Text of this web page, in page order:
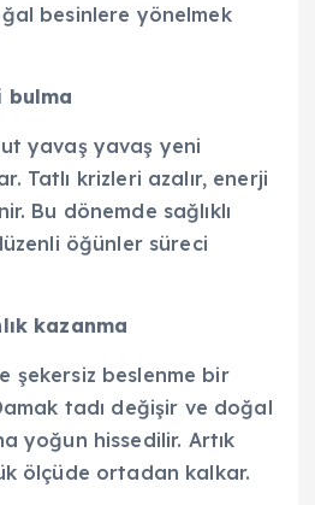
besinlere yönelmek
bulma
yavaş yavaş yeni
Tatlı krizleri azalır, enerji
Bu dönemde sağlıklı
öğünler süreci
kazanma
şekersiz beslenme bir
tadı değişir ve doğal
yoğun hissedilir. Artık
ölçüde ortadan kalkar.